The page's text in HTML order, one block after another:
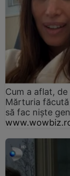
Cum a aflat,
Mărturia
să fac niște